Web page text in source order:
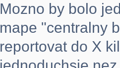
Mozno by bolo
mape "centralny
reportovat do X